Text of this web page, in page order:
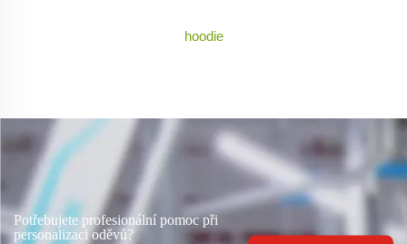
hoodie
Potřebujete profesionální pomoc při
personalizaci oděvů?